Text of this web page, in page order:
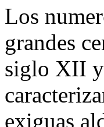
Los
grandes
siglo XII
exiguas